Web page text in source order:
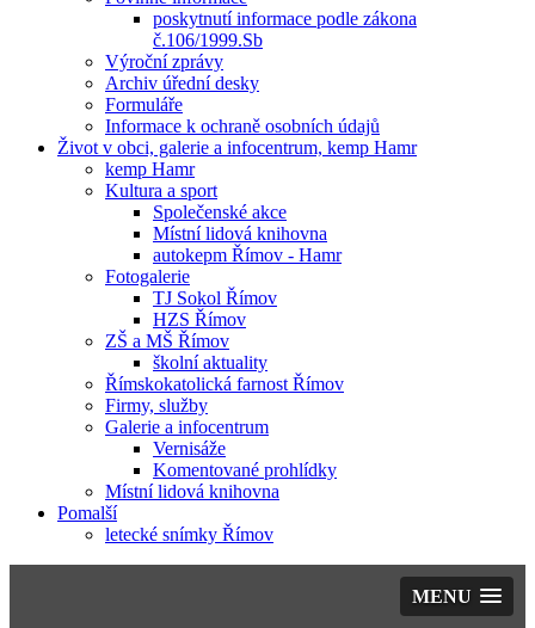
poskytnutí informace podle zákona
č.106/1999.Sb
Výroční zprávy
Archiv úřední desky
Formuláře
Informace k ochraně osobních údajů
Život v obci, galerie a infocentrum, kemp Hamr
kemp Hamr
Kultura a sport
Společenské akce
Místní lidová knihovna
autokepm Římov - Hamr
Fotogalerie
TJ Sokol Římov
HZS Římov
ZŠ a MŠ Římov
školní aktuality
Římskokatolická farnost Římov
Firmy, služby
Galerie a infocentrum
Vernisáže
Komentované prohlídky
Místní lidová knihovna
Pomalší
letecké snímky Římov
MENU